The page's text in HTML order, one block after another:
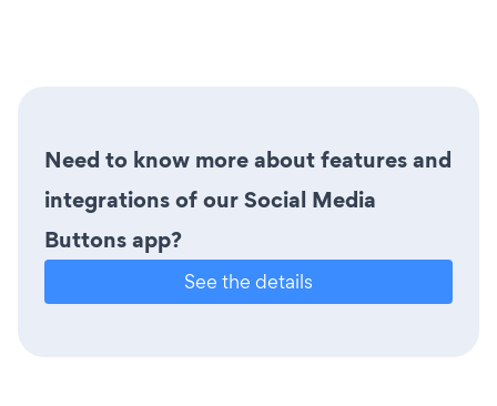
Need to know more about features and
integrations of our Social Media
Buttons app?
See the details